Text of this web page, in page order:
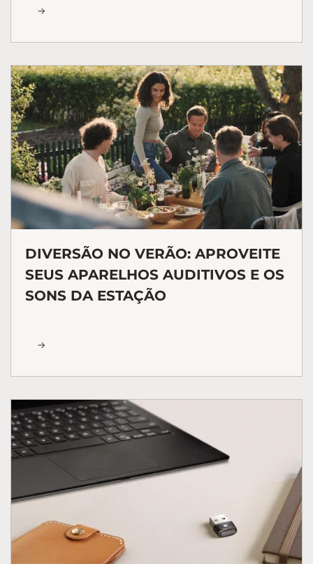
DIVERSÃO NO VERÃO: APROVEITE
SEUS APARELHOS AUDITIVOS E OS
SONS DA ESTAÇÃO